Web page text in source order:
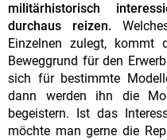
militärhistorisch
durchaus reizen.
Einzelnen zulegt, kommt
Beweggrund für den
sich für bestimmte
dann werden ihn die
begeistern. Ist das
möchte man gerne die